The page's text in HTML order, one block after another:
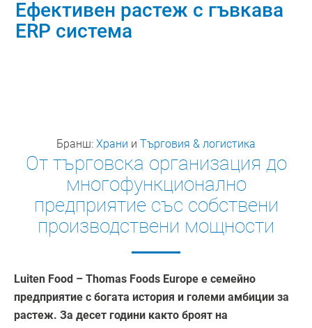
Ефективен растеж с гъвкава
ERP система
Бранш: Храни и Търговия & логистика
От търговска организация до
многофункционално
предприятие със собствени
производствени мощности
Luiten Food – Thomas Foods Europe е семейно
предприятие с богата история и големи амбиции за
растеж. За десет години както броят на